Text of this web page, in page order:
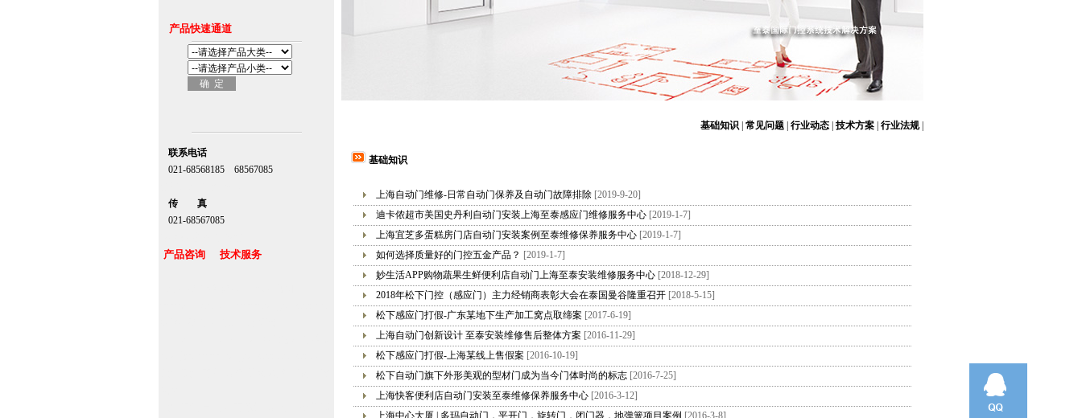
产品快速通道
联系电话
021-68568185 68567085
传 真
021-68567085
产品咨询 技术服务
基础知识 常见问题 行业动态 技术方案 行业法规|
基础知识
上海自动门维修-日常自动门保养及自动门故障排除 [2019-9-20]
迪卡侬超市美国史丹利自动门安装上海至泰感应门维修服务中心 [2019-1-7]
上海宜芝多蛋糕房门店自动门安装案例至泰维修保养服务中心 [2019-1-7]
如何选择质量好的门控五金产品？ [2019-1-7]
妙生活APP购物蔬果生鲜便利店自动门上海至泰安装维修服务中心 [2018-12-29]
2018年松下门控（感应门）主力经销商表彰大会在泰国曼谷隆重召开 [2018-5-15]
松下感应门打假-广东某地下生产加工窝点取缔案 [2017-6-19]
上海自动门创新设计 至泰安装维修售后整体方案 [2016-11-29]
松下感应门打假-上海某线上售假案 [2016-10-19]
松下自动门旗下外形美观的型材门成为当今门体时尚的标志 [2016-7-25]
上海快客便利店自动门安装至泰维修保养服务中心 [2016-3-12]
上海中心大厦 | 多玛自动门，平开门，旋转门，闭门器，地弹簧项目案例 [2016-3-8]